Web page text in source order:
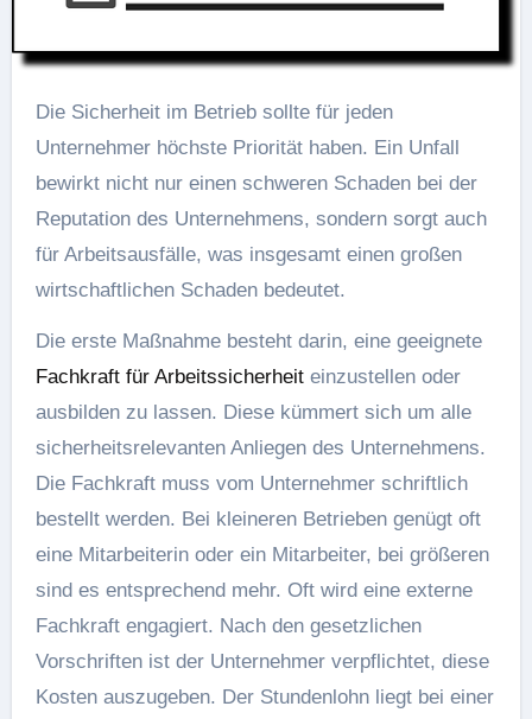
Die Sicherheit im Betrieb sollte für jeden
Unternehmer höchste Priorität haben. Ein Unfall
bewirkt nicht nur einen schweren Schaden bei der
Reputation des Unternehmens, sondern sorgt auch
für Arbeitsausfälle, was insgesamt einen großen
wirtschaftlichen Schaden bedeutet.
Die erste Maßnahme besteht darin, eine geeignete
Fachkraft für Arbeitssicherheiteinzustellen oder
ausbilden zu lassen. Diese kümmert sich um alle
sicherheitsrelevanten Anliegen des Unternehmens.
Die Fachkraft muss vom Unternehmer schriftlich
bestellt werden. Bei kleineren Betrieben genügt oft
eine Mitarbeiterin oder ein Mitarbeiter, bei größeren
sind es entsprechend mehr. Oft wird eine externe
Fachkraft engagiert. Nach den gesetzlichen
Vorschriften ist der Unternehmer verpflichtet, diese
Kosten auszugeben. Der Stundenlohn liegt bei einer